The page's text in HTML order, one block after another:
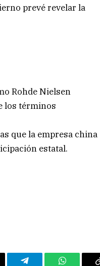
prevé revelar la
Rohde Nielsen
los términos
que la empresa china
estatal.